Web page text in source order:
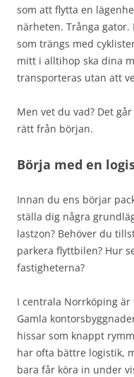
som att flytta en
närheten. Trånga
som trängs med
mitt i alltihop ska dina
transporteras utan att
Men vet du vad? Det
rätt från början.
Börja med en
Innan du ens börjar
ställa dig några
lastzon? Behöver du
parkera flyttbilen? Hur
fastigheterna?
I centrala Norrköping
Gamla
hissar som knappt
har ofta bättre logistik,
bara får köra in under